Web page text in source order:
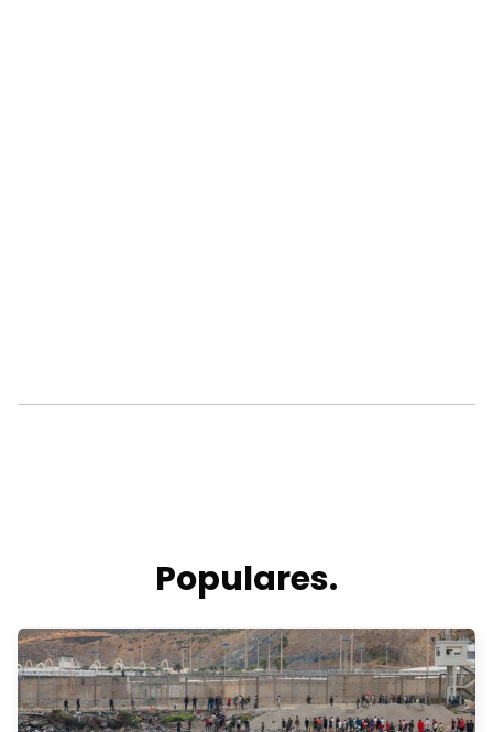
Populares.